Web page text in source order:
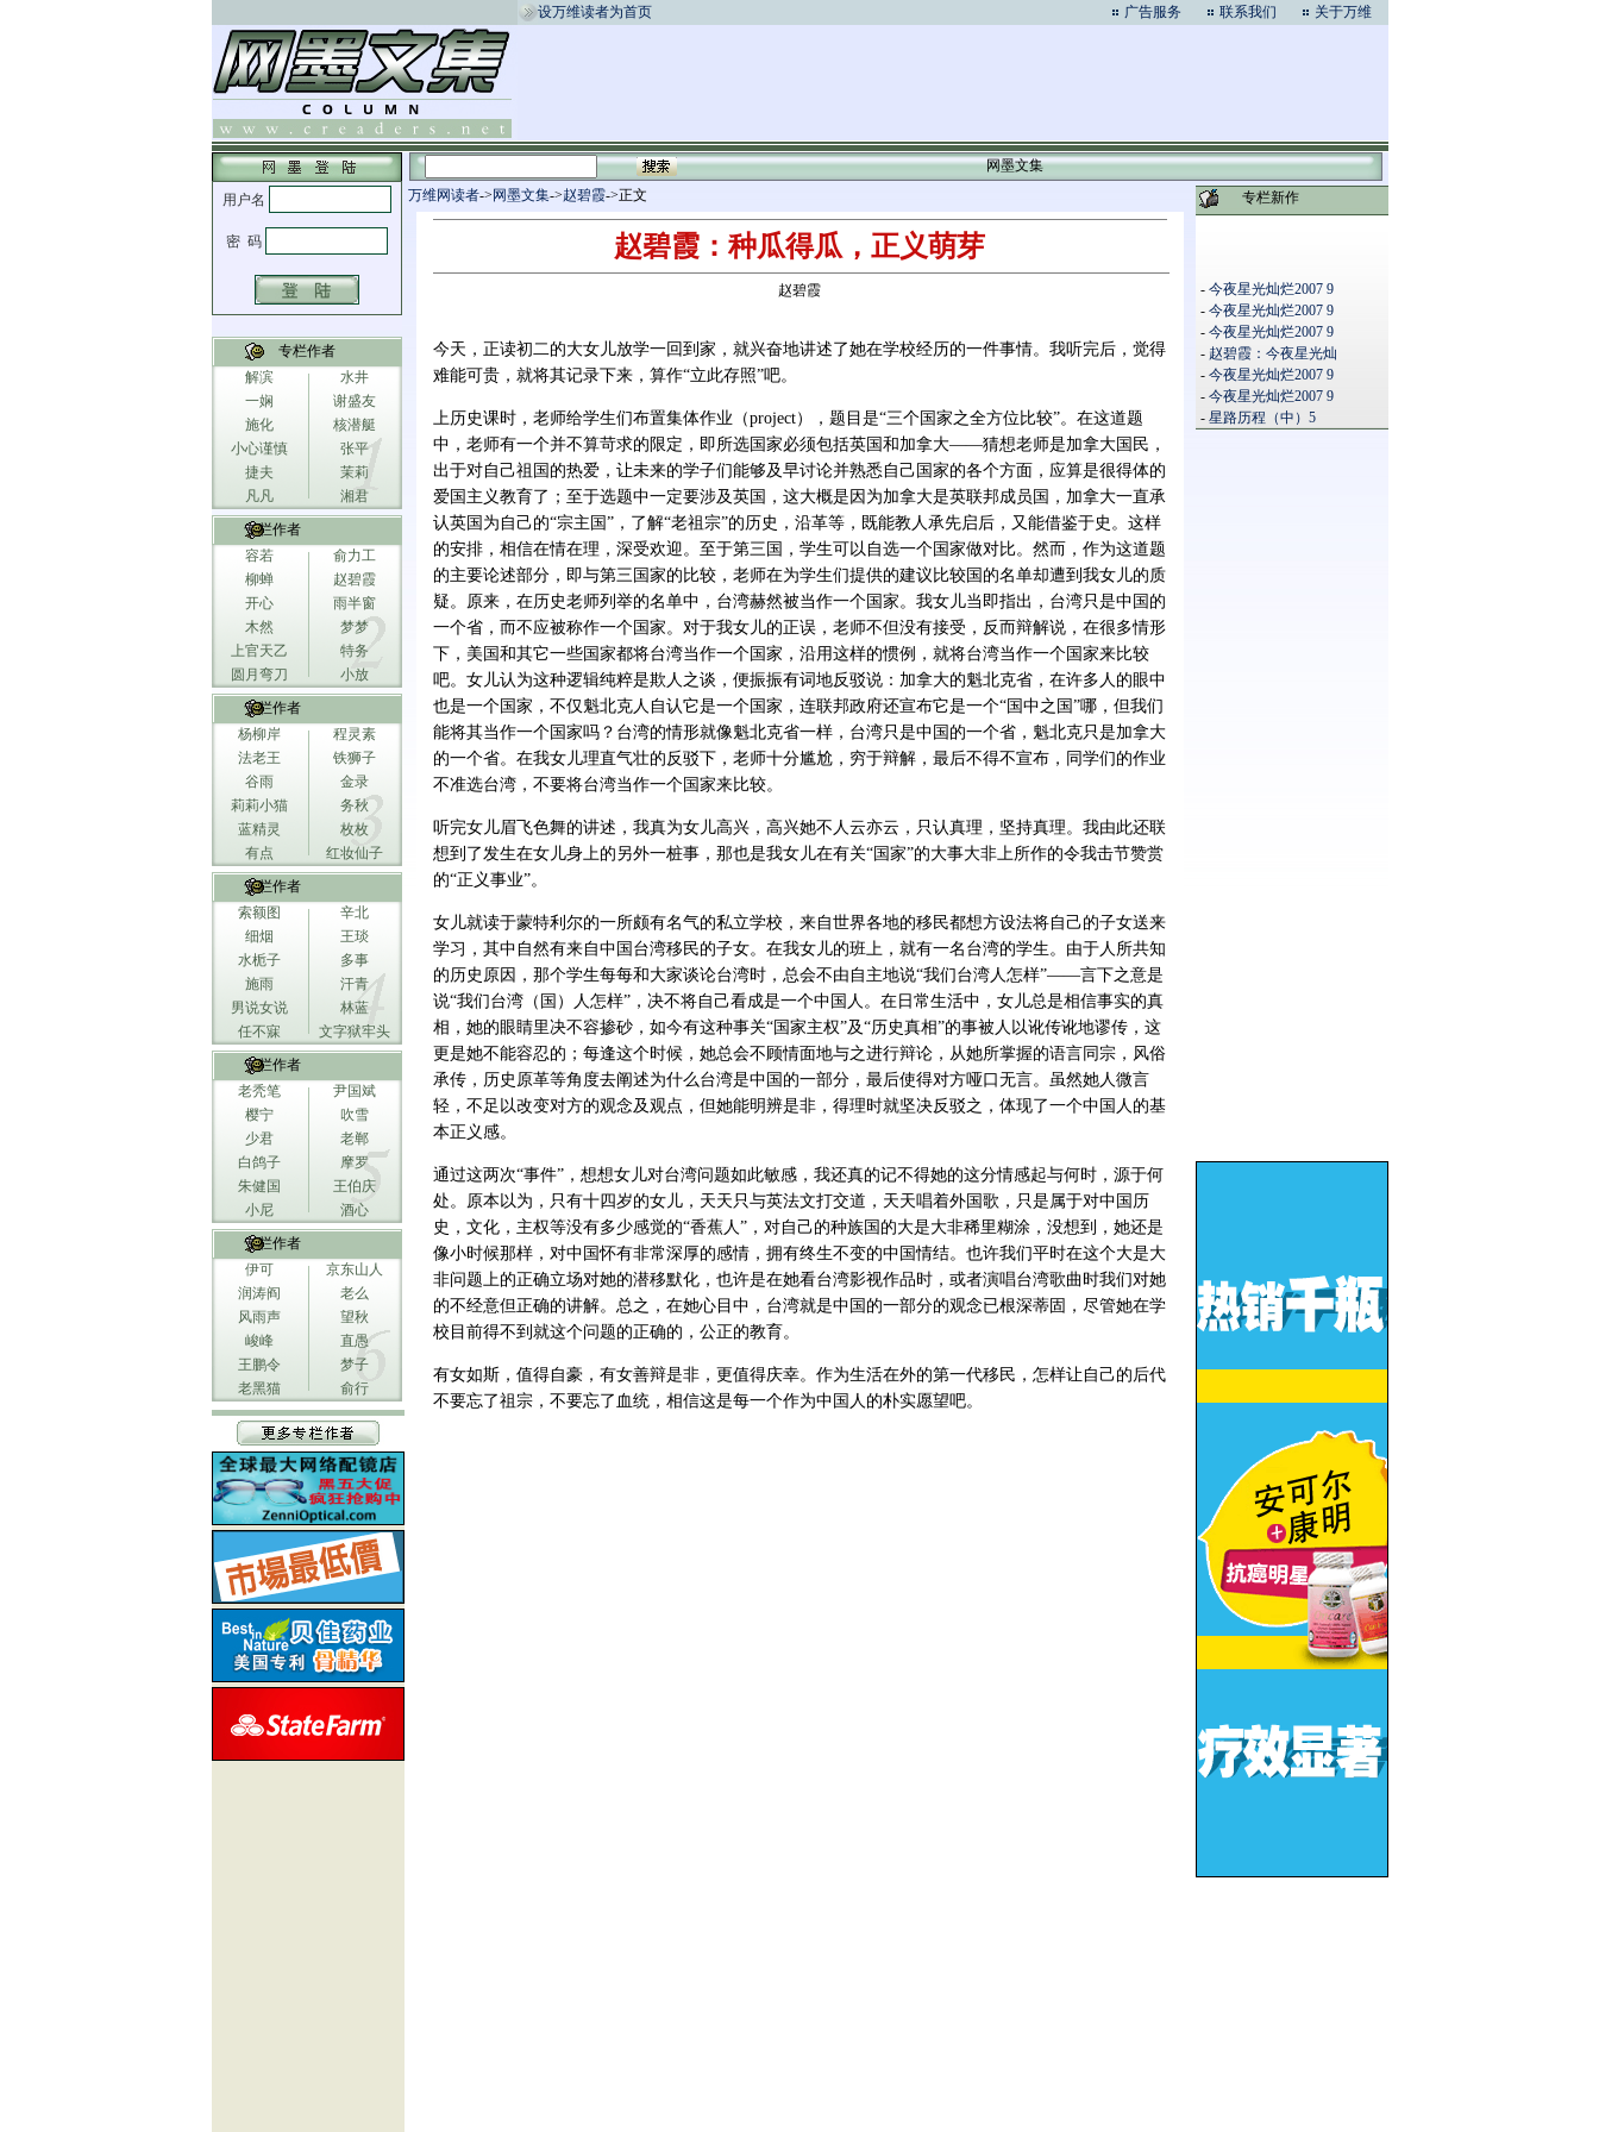
设万维读者为首页 广告服务 联系我们 关于万维
专栏作者
解滨
水井
一娴
谢盛友
施化
核潜艇
小心谨慎
张平
捷夫
茉莉
凡凡
湘君
专栏作者
容若
俞力工
柳蝉
赵碧霞
开心
雨半窗
木然
梦梦
上官天乙
特务
圆月弯刀
小放
专栏作者
杨柳岸
程灵素
法老王
铁狮子
谷雨
金录
莉莉小猫
务秋
蓝精灵
枚枚
有点
红妆仙子
专栏作者
索额图
辛北
细烟
王琰
水栀子
多事
施雨
汗青
男说女说
林蓝
任不寐
文字狱牢头
专栏作者
老秃笔
尹国斌
樱宁
吹雪
少君
老郸
白鸽子
摩罗
朱健国
王伯庆
小尼
酒心
专栏作者
伊可
京东山人
润涛阎
老么
风雨声
望秋
峻峰
直愚
王鹏令
梦子
老黑猫
俞行
网墨文集
万维网读者-> 网墨文集->赵碧霞->正文 专栏新作
- 今夜星光灿烂2007 9
- 今夜星光灿烂2007 9
- 今夜星光灿烂2007 9
- 赵碧霞：今夜星光灿
- 今夜星光灿烂2007 9
- 今夜星光灿烂2007 9
- 星路历程（中）5
赵碧霞：种瓜得瓜，正义萌芽
赵碧霞
今天，正读初二的大女儿放学一回到家，就兴奋地讲述了她在学校经历的一件事情。我听完后，觉得
难能可贵，就将其记录下来，算作“立此存照”吧。
上历史课时，老师给学生们布置集体作业（project），题目是“三个国家之全方位比较”。在这道题
中，老师有一个并不算苛求的限定，即所选国家必须包括英国和加拿大――猜想老师是加拿大国民，
出于对自己祖国的热爱，让未来的学子们能够及早讨论并熟悉自己国家的各个方面，应算是很得体的
爱国主义教育了；至于选题中一定要涉及英国，这大概是因为加拿大是英联邦成员国，加拿大一直承
认英国为自己的“宗主国”，了解“老祖宗”的历史，沿革等，既能教人承先启后，又能借鉴于史。这样
的安排，相信在情在理，深受欢迎。至于第三国，学生可以自选一个国家做对比。然而，作为这道题
的主要论述部分，即与第三国家的比较，老师在为学生们提供的建议比较国的名单却遭到我女儿的质
疑。原来，在历史老师列举的名单中，台湾赫然被当作一个国家。我女儿当即指出，台湾只是中国的
一个省，而不应被称作一个国家。对于我女儿的正误，老师不但没有接受，反而辩解说，在很多情形
下，美国和其它一些国家都将台湾当作一个国家，沿用这样的惯例，就将台湾当作一个国家来比较
吧。女儿认为这种逻辑纯粹是欺人之谈，便振振有词地反驳说：加拿大的魁北克省，在许多人的眼中
也是一个国家，不仅魁北克人自认它是一个国家，连联邦政府还宣布它是一个“国中之国”哪，但我们
能将其当作一个国家吗？台湾的情形就像魁北克省一样，台湾只是中国的一个省，魁北克只是加拿大
的一个省。在我女儿理直气壮的反驳下，老师十分尴尬，穷于辩解，最后不得不宣布，同学们的作业
不准选台湾，不要将台湾当作一个国家来比较。
听完女儿眉飞色舞的讲述，我真为女儿高兴，高兴她不人云亦云，只认真理，坚持真理。我由此还联
想到了发生在女儿身上的另外一桩事，那也是我女儿在有关“国家”的大事大非上所作的令我击节赞赏
的“正义事业”。
女儿就读于蒙特利尔的一所颇有名气的私立学校，来自世界各地的移民都想方设法将自己的子女送来
学习，其中自然有来自中国台湾移民的子女。在我女儿的班上，就有一名台湾的学生。由于人所共知
的历史原因，那个学生每每和大家谈论台湾时，总会不由自主地说“我们台湾人怎样”――言下之意是
说“我们台湾（国）人怎样”，决不将自己看成是一个中国人。在日常生活中，女儿总是相信事实的真
相，她的眼睛里决不容掺砂，如今有这种事关“国家主权”及“历史真相”的事被人以讹传讹地谬传，这
更是她不能容忍的；每逢这个时候，她总会不顾情面地与之进行辩论，从她所掌握的语言同宗，风俗
承传，历史原革等角度去阐述为什么台湾是中国的一部分，最后使得对方哑口无言。虽然她人微言
轻，不足以改变对方的观念及观点，但她能明辨是非，得理时就坚决反驳之，体现了一个中国人的基
本正义感。
通过这两次“事件”，想想女儿对台湾问题如此敏感，我还真的记不得她的这分情感起与何时，源于何
处。原本以为，只有十四岁的女儿，天天只与英法文打交道，天天唱着外国歌，只是属于对中国历
史，文化，主权等没有多少感觉的“香蕉人”，对自己的种族国的大是大非稀里糊涂，没想到，她还是
像小时候那样，对中国怀有非常深厚的感情，拥有终生不变的中国情结。也许我们平时在这个大是大
非问题上的正确立场对她的潜移默化，也许是在她看台湾影视作品时，或者演唱台湾歌曲时我们对她
的不经意但正确的讲解。总之，在她心目中，台湾就是中国的一部分的观念已根深蒂固，尽管她在学
校目前得不到就这个问题的正确的，公正的教育。
有女如斯，值得自豪，有女善辩是非，更值得庆幸。作为生活在外的第一代移民，怎样让自己的后代
不要忘了祖宗，不要忘了血统，相信这是每一个作为中国人的朴实愿望吧。